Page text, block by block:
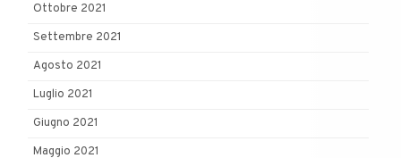
Ottobre 2021
Settembre 2021
Agosto 2021
Luglio 2021
Giugno 2021
Maggio 2021